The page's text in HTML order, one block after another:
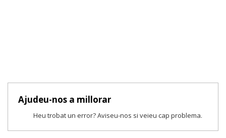
Ajudeu-nos a millorar
Heu trobat un error? Aviseu-nos si veieu cap problema.